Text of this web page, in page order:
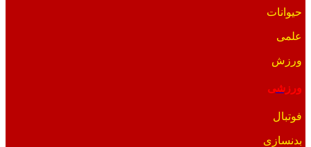
حیوانات
علمی
ورزش
ورزشی
فوتبال
بدنسازی